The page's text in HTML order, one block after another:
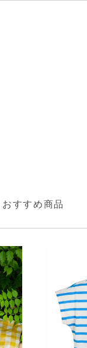
おすすめ商品